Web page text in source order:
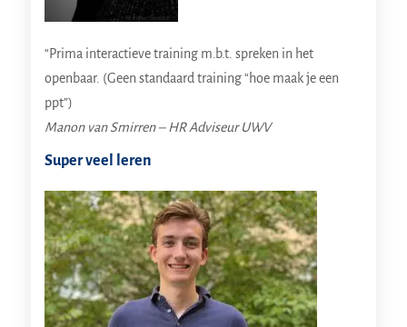
“Prima interactieve training m.b.t. spreken in het
openbaar. (Geen standaard training “hoe maak je een
ppt”)
Manon van Smirren – HR Adviseur UWV
Super veel leren